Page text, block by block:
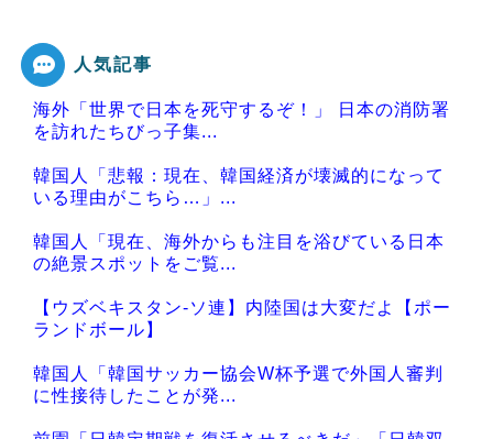
Powered by livedoor 相互RSS
人気記事
海外「世界で日本を死守するぞ！」 日本の消防署
を訪れたちびっ子集...
韓国人「悲報：現在、韓国経済が壊滅的になって
いる理由がこちら…」...
韓国人「現在、海外からも注目を浴びている日本
の絶景スポットをご覧...
【ウズベキスタン-ソ連】内陸国は大変だよ【ポー
ランドボール】
韓国人「韓国サッカー協会W杯予選で外国人審判
に性接待したことが発...